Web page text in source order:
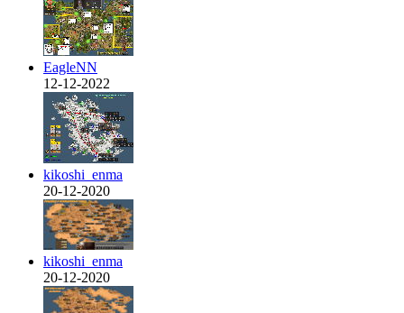
EagleNN
12-12-2022
kikoshi_enma
20-12-2020
kikoshi_enma
20-12-2020